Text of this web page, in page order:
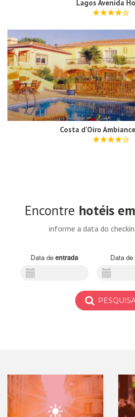
Lagos Avenida
Costa d'Oiro
Encontre hotéis
informe a data do
Data de entrada Data de